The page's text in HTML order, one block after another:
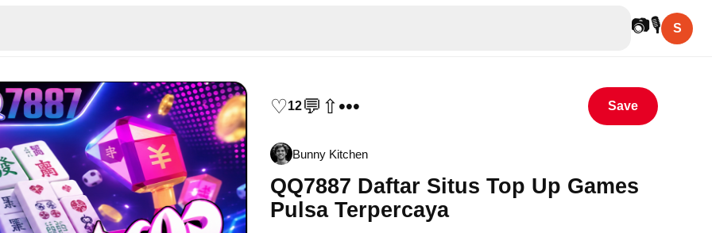
📷🎙 S
♡12💬 ⇧••• Save
Bunny Kitchen
QQ7887 Daftar Situs Top Up Games
Pulsa Terpercaya